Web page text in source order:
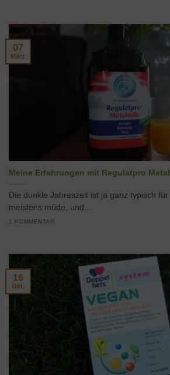
Meine Erfahrungen mit Regulatpro
Die dunkle Jahreszeit ist ja ganz typisch
meistens müde, und...
1 KOMMENTAR
07
März
16
Okt.